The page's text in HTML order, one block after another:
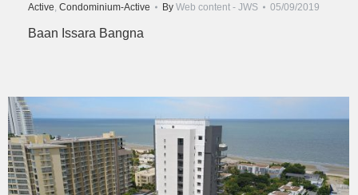
Active, Condominium-Active By Web content - JWS 05/09/2019
Baan Issara Bangna